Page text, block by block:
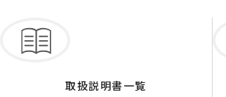
取扱説明書一覧